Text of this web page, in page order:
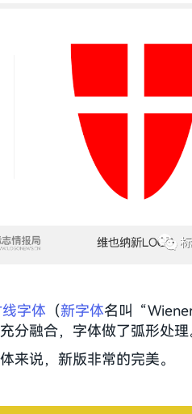
字体 （新字体名叫
分融合，字体做了弧形处理
说，新版非常的完美。